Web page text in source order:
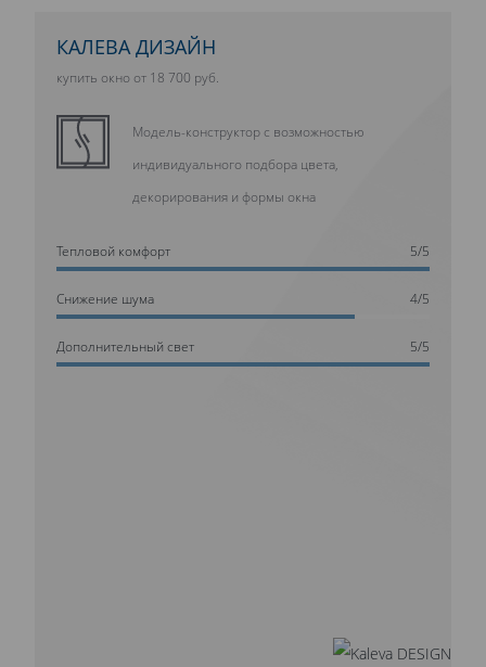
КАЛЕВА ДИЗАЙН
купить окно от 18 700 руб.
Модель-конструктор с возможностью
индивидуального подбора цвета,
декорирования и формы окна
Тепловой комфорт 5/5
Cнижение шума 4/5
Дополнительный свет 5/5